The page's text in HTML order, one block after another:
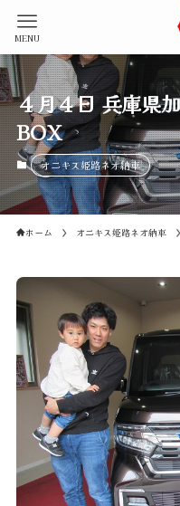
MENU
４月４日 兵庫県
BOX
オニキス姫路ネオ納車
ホーム オニキス姫路ネオ納車